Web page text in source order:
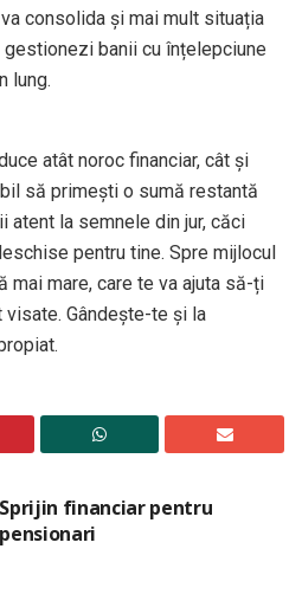
consolida și mai mult situația
banii cu înțelepciune
lung.
atât noroc financiar, cât și
să primești o sumă restantă
atent la semnele din jur, căci
pentru tine. Spre mijlocul
mai mare, care te va ajuta să-ți
Gândește-te și la
Sprijin financiar pentru
pensionari